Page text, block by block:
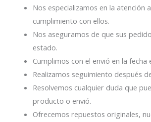
Nos especializamos en la atención
cumplimiento con ellos.
Nos aseguramos de que sus
estado.
Cumplimos con el envió en la fecha
Realizamos seguimiento después
Resolvemos cualquier duda que
producto o envió.
Ofrecemos repuestos originales,